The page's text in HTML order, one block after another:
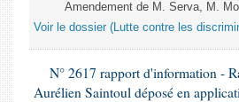
Amendement de M. Serva, M.
Voir le dossier (Lutte contre les
N° 2617 rapport d'information -
Aurélien Saintoul déposé en